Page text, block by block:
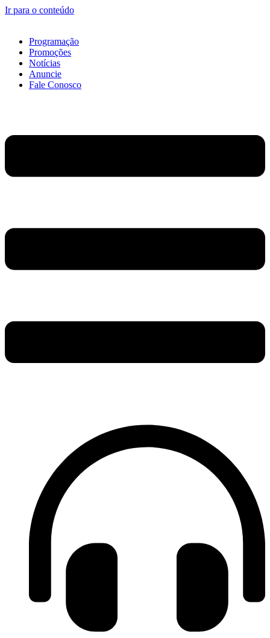
Ir para o conteúdo
Programação
Promoções
Notícias
Anuncie
Fale Conosco